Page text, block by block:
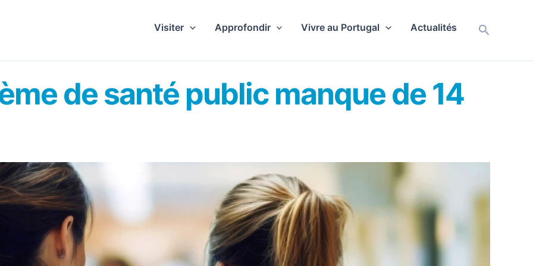
Visiter Approfondir Vivre au Portugal Actualités
de santé public manque de 14